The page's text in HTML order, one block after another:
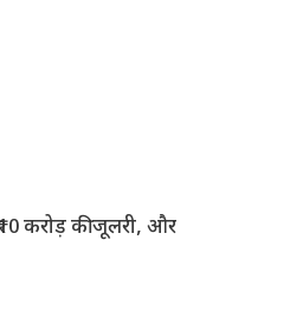
करोड़ की जूलरी, और